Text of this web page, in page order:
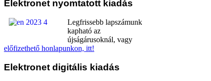
Elektronet nyomtatott kiadás
Legfrissebb lapszámunk
kapható az
újságárusoknál, vagy
előfizethető honlapunkon, itt!
Elektronet digitális kiadás